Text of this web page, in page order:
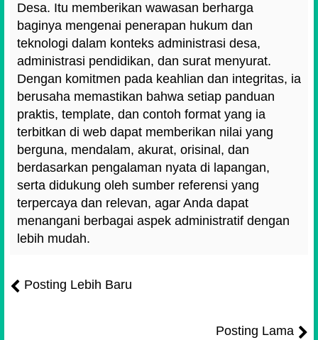
Desa. Itu memberikan wawasan berharga
baginya mengenai penerapan hukum dan
teknologi dalam konteks administrasi desa,
administrasi pendidikan, dan surat menyurat.
Dengan komitmen pada keahlian dan integritas, ia
berusaha memastikan bahwa setiap panduan
praktis, template, dan contoh format yang ia
terbitkan di web dapat memberikan nilai yang
berguna, mendalam, akurat, orisinal, dan
berdasarkan pengalaman nyata di lapangan,
serta didukung oleh sumber referensi yang
terpercaya dan relevan, agar Anda dapat
menangani berbagai aspek administratif dengan
lebih mudah.
Posting Lebih Baru
Posting Lama